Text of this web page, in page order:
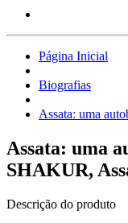
Página Inicial
Biografias
Assata: uma
Assata: uma
SHAKUR,
Descrição do produto